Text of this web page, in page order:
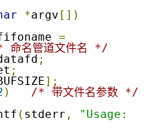
*argv [])
=
命名管道文件名 */
;
;
];
)
/* 带文件名参数 */
( stderr ,
"Usage: